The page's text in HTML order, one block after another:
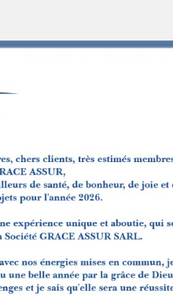
qui protègent
vous accompagnent
tranquillité d’esprit au
au